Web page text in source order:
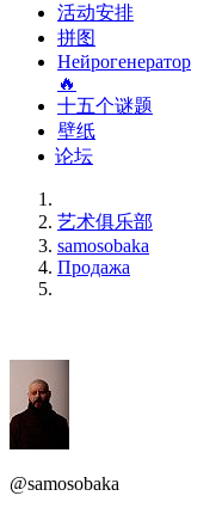
活动安排
拼图
Нейрогенератор
🔥
十五个谜题
壁纸
论坛
艺术俱乐部
samosobaka
Продажа
@samosobaka